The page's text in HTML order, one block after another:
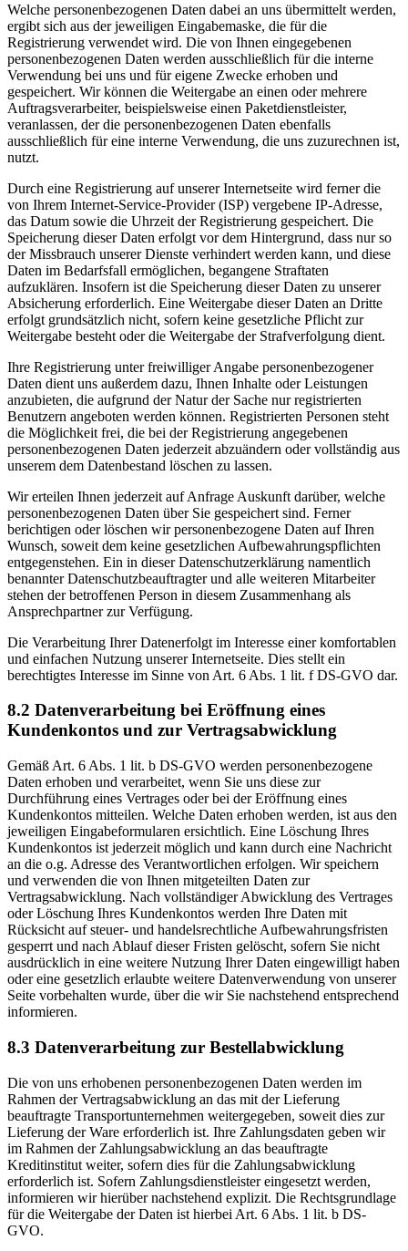
Welche personenbezogenen Daten dabei an uns übermittelt werden,
ergibt sich aus der jeweiligen Eingabemaske, die für die
Registrierung verwendet wird. Die von Ihnen eingegebenen
personenbezogenen Daten werden ausschließlich für die interne
Verwendung bei uns und für eigene Zwecke erhoben und
gespeichert. Wir können die Weitergabe an einen oder mehrere
Auftragsverarbeiter, beispielsweise einen Paketdienstleister,
veranlassen, der die personenbezogenen Daten ebenfalls
ausschließlich für eine interne Verwendung, die uns zuzurechnen ist,
nutzt.
Durch eine Registrierung auf unserer Internetseite wird ferner die
von Ihrem Internet-Service-Provider (ISP) vergebene IP-Adresse,
das Datum sowie die Uhrzeit der Registrierung gespeichert. Die
Speicherung dieser Daten erfolgt vor dem Hintergrund, dass nur so
der Missbrauch unserer Dienste verhindert werden kann, und diese
Daten im Bedarfsfall ermöglichen, begangene Straftaten
aufzuklären. Insofern ist die Speicherung dieser Daten zu unserer
Absicherung erforderlich. Eine Weitergabe dieser Daten an Dritte
erfolgt grundsätzlich nicht, sofern keine gesetzliche Pflicht zur
Weitergabe besteht oder die Weitergabe der Strafverfolgung dient.
Ihre Registrierung unter freiwilliger Angabe personenbezogener
Daten dient uns außerdem dazu, Ihnen Inhalte oder Leistungen
anzubieten, die aufgrund der Natur der Sache nur registrierten
Benutzern angeboten werden können. Registrierten Personen steht
die Möglichkeit frei, die bei der Registrierung angegebenen
personenbezogenen Daten jederzeit abzuändern oder vollständig aus
unserem dem Datenbestand löschen zu lassen.
Wir erteilen Ihnen jederzeit auf Anfrage Auskunft darüber, welche
personenbezogenen Daten über Sie gespeichert sind. Ferner
berichtigen oder löschen wir personenbezogene Daten auf Ihren
Wunsch, soweit dem keine gesetzlichen Aufbewahrungspflichten
entgegenstehen. Ein in dieser Datenschutzerklärung namentlich
benannter Datenschutzbeauftragter und alle weiteren Mitarbeiter
stehen der betroffenen Person in diesem Zusammenhang als
Ansprechpartner zur Verfügung.
Die Verarbeitung Ihrer Datenerfolgt im Interesse einer komfortablen
und einfachen Nutzung unserer Internetseite. Dies stellt ein
berechtigtes Interesse im Sinne von Art. 6 Abs. 1 lit. f DS-GVO dar.
8.2 Datenverarbeitung bei Eröffnung eines
Kundenkontos und zur Vertragsabwicklung
Gemäß Art. 6 Abs. 1 lit. b DS-GVO werden personenbezogene
Daten erhoben und verarbeitet, wenn Sie uns diese zur
Durchführung eines Vertrages oder bei der Eröffnung eines
Kundenkontos mitteilen. Welche Daten erhoben werden, ist aus den
jeweiligen Eingabeformularen ersichtlich. Eine Löschung Ihres
Kundenkontos ist jederzeit möglich und kann durch eine Nachricht
an die o.g. Adresse des Verantwortlichen erfolgen. Wir speichern
und verwenden die von Ihnen mitgeteilten Daten zur
Vertragsabwicklung. Nach vollständiger Abwicklung des Vertrages
oder Löschung Ihres Kundenkontos werden Ihre Daten mit
Rücksicht auf steuer- und handelsrechtliche Aufbewahrungsfristen
gesperrt und nach Ablauf dieser Fristen gelöscht, sofern Sie nicht
ausdrücklich in eine weitere Nutzung Ihrer Daten eingewilligt haben
oder eine gesetzlich erlaubte weitere Datenverwendung von unserer
Seite vorbehalten wurde, über die wir Sie nachstehend entsprechend
informieren.
8.3 Datenverarbeitung zur Bestellabwicklung
Die von uns erhobenen personenbezogenen Daten werden im
Rahmen der Vertragsabwicklung an das mit der Lieferung
beauftragte Transportunternehmen weitergegeben, soweit dies zur
Lieferung der Ware erforderlich ist. Ihre Zahlungsdaten geben wir
im Rahmen der Zahlungsabwicklung an das beauftragte
Kreditinstitut weiter, sofern dies für die Zahlungsabwicklung
erforderlich ist. Sofern Zahlungsdienstleister eingesetzt werden,
informieren wir hierüber nachstehend explizit. Die Rechtsgrundlage
für die Weitergabe der Daten ist hierbei Art. 6 Abs. 1 lit. b DS-
GVO.